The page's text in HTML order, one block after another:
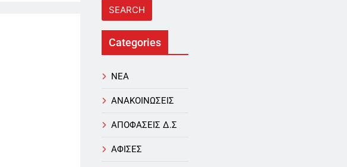
Categories
NEA
ΑΝΑΚΟΙΝΩΣΕΙΣ
ΑΠΟΦΑΣΕΙΣ Δ.Σ
ΑΦΙΣΕΣ